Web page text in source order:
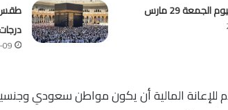
29 مارس
طقس
المالية أن يكون مواطن سعودي